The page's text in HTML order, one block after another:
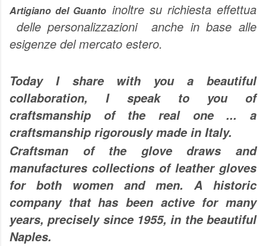
Artigiano del Guanto inoltre su richiesta effettua
delle personalizzazioni anche in base alle
esigenze del mercato estero.
Today I share with you a beautiful
collaboration, I speak to you of
craftsmanship of the real one ... a
craftsmanship rigorously made in Italy.
Craftsman of the glove draws and
manufactures collections of leather gloves
for both women and men. A historic
company that has been active for many
years, precisely since 1955, in the beautiful
Naples.